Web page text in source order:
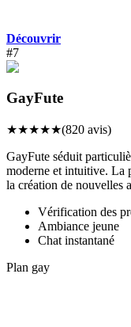
Découvrir
#7
GayFute
★★★★★(820 avis)
GayFute séduit
moderne et intuitive. La
la création de nouvelles
Vérification des
Ambiance jeune
Chat instantané
Plan gay